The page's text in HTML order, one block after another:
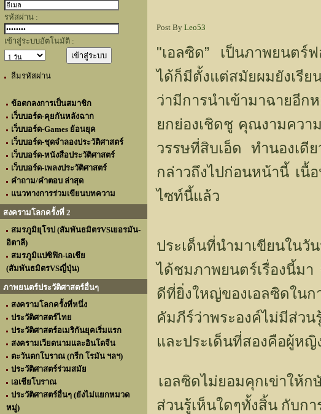
รหัสผ่าน :
เข้าสู่ระบบอัตโนมัติ :
ลืมรหัสผ่าน
ข้อตกลงการเป็นสมาชิก
เว็บบอร์ด-คุยกันหลังฉาก
เว็บบอร์ด-Games ย้อนยุค
เว็บบอร์ด-ชุดจำลองประวัติศาสตร์
เว็บบอร์ด-หนังสือประวัติศาสตร์
เว็บบอร์ด-เพลงประวัติศาสตร์
คำถาม/คำตอบ ล่าสุด
แนวทางการร่วมเขียนบทความ
สงครามโลกครั้งที่ 2
สมรภูมิยุโรป (สัมพันธมิตรVSเยอรมัน-
อิตาลี)
สมรภูมิแปซิฟิก-เอเชีย
(สัมพันธมิตรVSญี่ปุ่น)
ภาพยนตร์ประวัติศาสตร์อื่นๆ
สงครามโลกครั้งที่หนึ่ง
ประวัติศาสตร์ไทย
ประวัติศาสตร์อเมริกันยุคเริ่มแรก
สงครามเวียดนามและอินโดจีน
ตะวันตกโบราณ (กรีก โรมัน ฯลฯ)
ประวัติศาสตร์ร่วมสมัย
เอเชียโบราณ
ประวัติศาสตร์อื่นๆ (ยังไม่แยกหมวด
หมู่)
Post By Leo53
"เอลซิด” เป็นภาพยนตร์
ได้ก็มีตั้งแต่สมัยผมยังเรี
ว่ามีการนำเข้ามาฉายอีก
ยกย่องเชิดชู คุณงามควา
วรรษที่สิบเอ็ด ทำนองเดี
กล่าวถึงไปก่อนหน้านี้ เนื้
ไซท์นี้แล้ว
ประเด็นที่นำมาเขียนในวั
ได้ชมภาพยนตร์เรื่องนี้มา
ดีที่ยิ่งใหญ่ของเอลซิดในก
คัมภีร์ว่าพระองค์ไม่มีส่ว
และประเด็นที่สองคือผู้หญิ
เอลซิดไม่ยอมคุกเข่าให้
ส่วนรู้เห็นใดๆทั้งสิ้น กับก